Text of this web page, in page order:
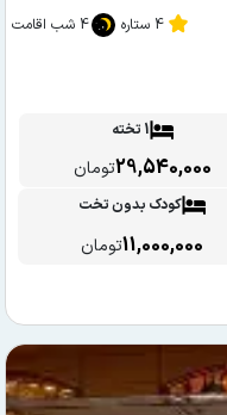
4 ستاره 4 شب اقامت
1 تخته
29,540,000تومان
کودک بدون تخت
11,000,000تومان